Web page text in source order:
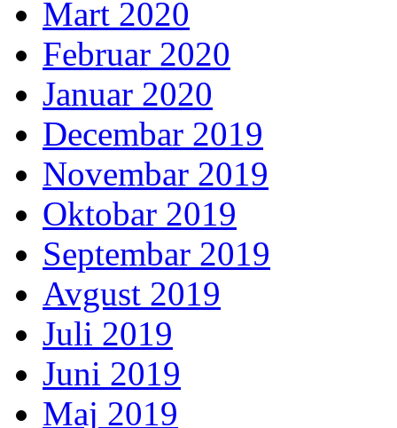
Mart 2020
Februar 2020
Januar 2020
Decembar 2019
Novembar 2019
Oktobar 2019
Septembar 2019
Avgust 2019
Juli 2019
Juni 2019
Maj 2019